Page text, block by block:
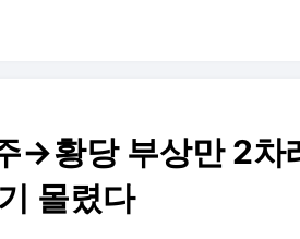
→황당 부상만 2
몰렸다